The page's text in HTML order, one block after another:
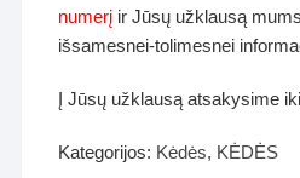
numerį ir Jūsų užklausą
išsamesnei-tolimesnei
Į Jūsų užklausą atsakysime
Kategorijos: Kėdės, KĖDĖS